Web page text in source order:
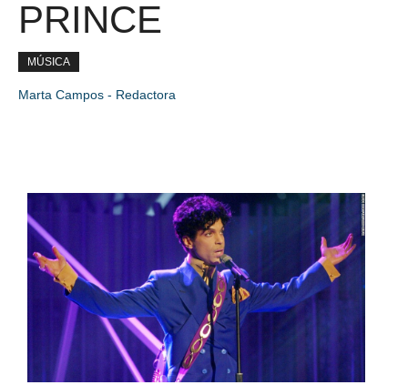
PRINCE
MÚSICA
Marta Campos - Redactora